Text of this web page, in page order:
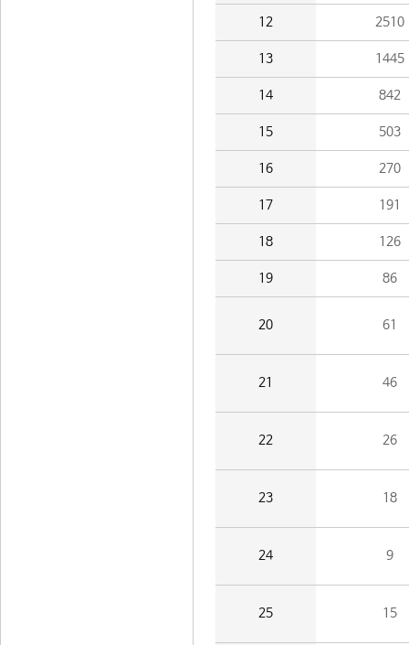
12 2510
13 1445
14 842
15 503
16 270
17 191
18 126
19 86
20 61
21 46
22 26
23 18
24 9
25 15